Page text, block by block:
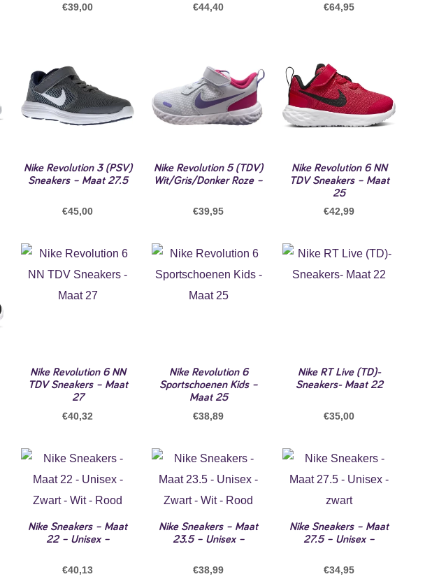
€39,00 €44,40 €64,95
Nike Revolution 3 (PSV)
Sneakers – Maat 27.5
€45,00
Nike Revolution 5 (TDV)
Wit/Gris/Donker Roze –
€39,95
Nike Revolution 6 NN
TDV Sneakers – Maat
25
€42,99
Nike Revolution 6 NN
TDV Sneakers – Maat
27
€40,32
Nike Revolution 6
Sportschoenen Kids –
Maat 25
€38,89
Nike RT Live (TD)-
Sneakers- Maat 22
€35,00
Nike Sneakers – Maat
22 – Unisex –
€40,13
Nike Sneakers – Maat
23.5 – Unisex –
€38,99
Nike Sneakers – Maat
27.5 – Unisex –
€34,95